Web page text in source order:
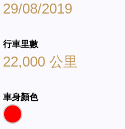
29/08/2019
行車里數
22,000 公里
車身顏色